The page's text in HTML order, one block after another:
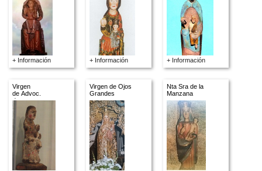
+ Información + Información + Información
Virgen
de Advoc.
descon.
Virgen de Ojos
Grandes
Nta Sra de la
Manzana